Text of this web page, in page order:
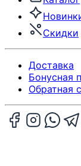
Скидки
Доставка
Бонусная
Обратная